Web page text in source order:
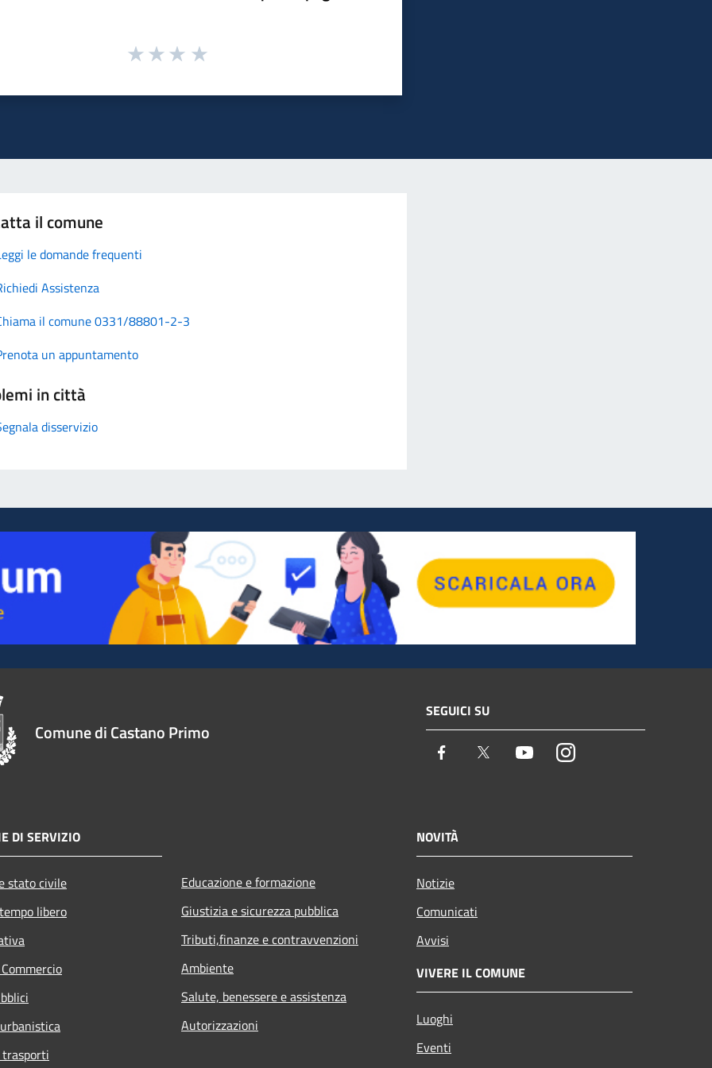
il comune
le domande frequenti
Assistenza
il comune 0331/88801-2-3
un appuntamento
in città
disservizio
Comune di Castano Primo
SEGUICI SU
Facebook Twitter YoutubeInstagram
DI SERVIZIO
stato civile
libero
Educazione e formazione
Giustizia e sicurezza pubblica
Tributi,finanze e contravvenzioni
Ambiente
Salute, benessere e assistenza
Autorizzazioni
NOVITÀ
Notizie
Comunicati
Avvisi
VIVERE IL COMUNE
Luoghi
Eventi